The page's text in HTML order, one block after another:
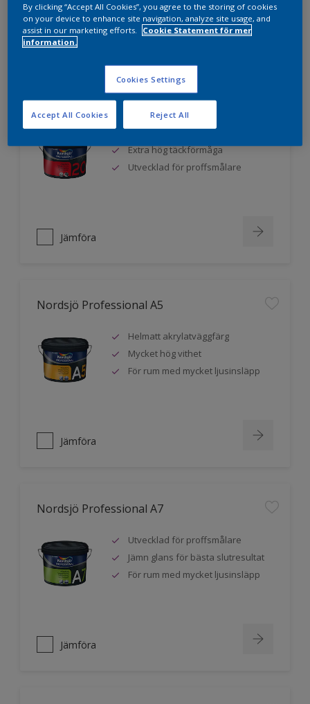
Jämföra
Nordsjö Professional 20
Mycket hög vithet
Extra hög täckförmåga
Utvecklad för proffsmålare
Jämföra
Nordsjö Professional A5
Helmatt akrylatväggfärg
Mycket hög vithet
För rum med mycket ljusinsläpp
Jämföra
Nordsjö Professional A7
Utvecklad för proffsmålare
Jämn glans för bästa slutresultat
För rum med mycket ljusinsläpp
Jämföra
By clicking “Accept All Cookies”, you agree to the storing of cookies
on your device to enhance site navigation, analyze site usage, and
assist in our marketing efforts.
Cookie Statement för mer
information.
Cookies Settings
Reject All
Accept All Cookies